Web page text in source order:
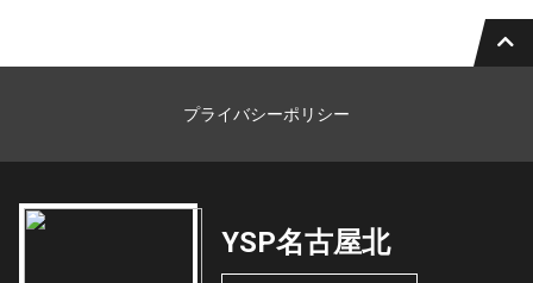
プライバシーポリシー
YSP名古屋北